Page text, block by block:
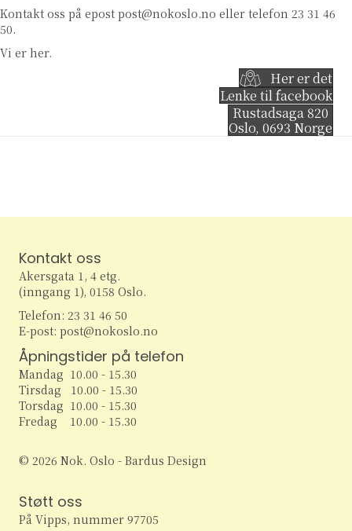
Kontakt oss på epost post@nokoslo.no eller telefon 23 31 46
50.
Vi er her.
Her er det
Lenke til facebook
Rustadsaga 820
Oslo, 0693 Norge
Kontakt oss
Akersgata 1, 4 etg.
(inngang 1), 0158 Oslo.
Telefon: 23 31 46 50
E-post: post@nokoslo.no
Åpningstider på telefon
Mandag 10.00 - 15.30
Tirsdag 10.00 - 15.30
Torsdag 10.00 - 15.30
Fredag 10.00 - 15.30
© 2026 Nok. Oslo - Bardus Design
Støtt oss
På Vipps, nummer 97705